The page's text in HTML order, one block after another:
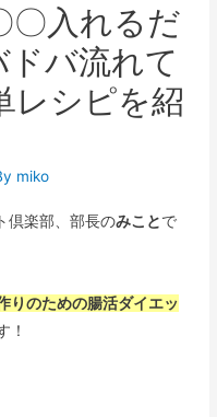
〇入れるだ
バ流れて
レシピを紹
miko
倶楽部、部長のみことで
りのための腸活ダイエッ
！